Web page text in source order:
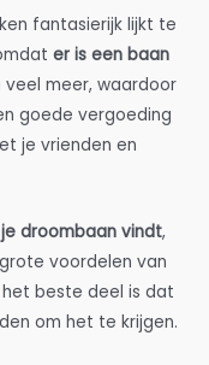
fantasierijk lijkt te
er is een baan
veel meer, waardoor
goede vergoeding
je vrienden en
droombaan vindt,
voordelen van
het beste deel is dat
om het te krijgen.